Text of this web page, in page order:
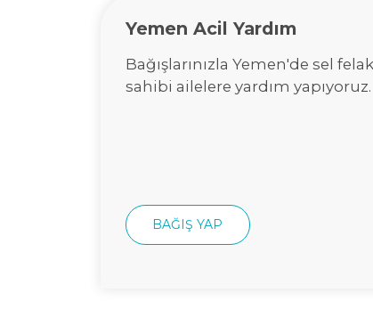
Yemen Acil Yardım
Bağışlarınızla Yemen'de sel
sahibi ailelere yardım yapıyoruz.
BAĞIŞ YAP